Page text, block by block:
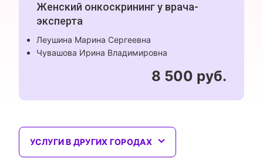
Женский онкоскрининг у врача-
эксперта
Леушина Марина Сергеевна
Чувашова Ирина Владимировна
8 500 руб.
УСЛУГИ В ДРУГИХ ГОРОДАХ